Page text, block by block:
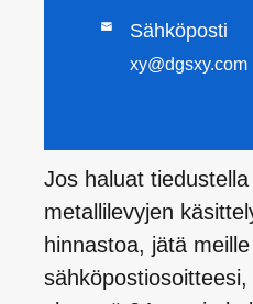
 Sähköposti
xy@dgsxy.com
Jos haluat tiedustella
metallilevyjen
hinnastoa, jätä meille